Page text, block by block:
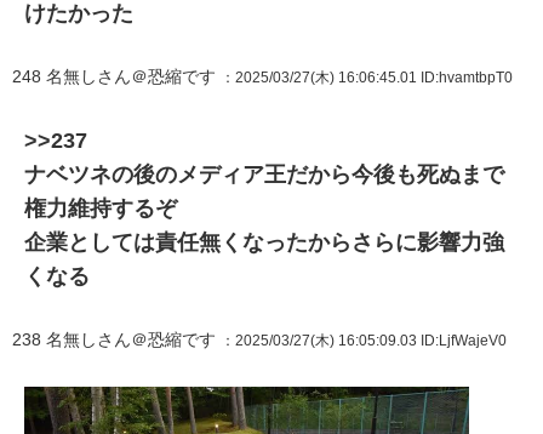
けたかった
248 名無しさん＠恐縮です ：2025/03/27(木) 16:06:45.01 ID:hvamtbpT0
>>237
ナベツネの後のメディア王だから今後も死ぬまで
権力維持するぞ
企業としては責任無くなったからさらに影響力強
くなる
238 名無しさん＠恐縮です ：2025/03/27(木) 16:05:09.03 ID:LjfWajeV0